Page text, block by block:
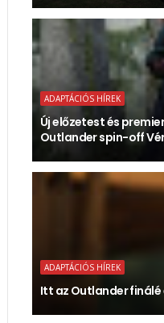
ADAPTÁCIÓS HÍREK
Új előzetest és
Outlander spin-off
ADAPTÁCIÓS HÍREK
Itt az Outlander finálé